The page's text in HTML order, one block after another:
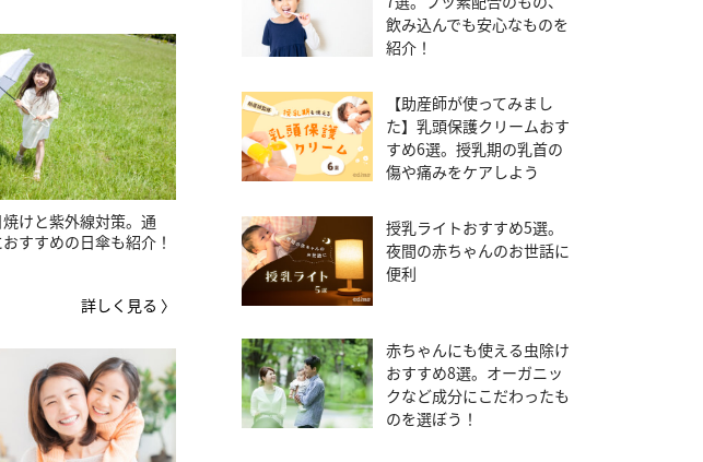
けと紫外線対策。通
すすめの日傘も紹介！
詳しく見る 〉
飲み込んでも安心なものを
紹介！
【助産師が使ってみまし
た】乳頭保護クリームおす
すめ6選。授乳期の乳首の
傷や痛みをケアしよう
授乳ライトおすすめ5選。
夜間の赤ちゃんのお世話に
便利
赤ちゃんにも使える虫除け
おすすめ8選。オーガニッ
クなど成分にこだわったも
のを選ぼう！